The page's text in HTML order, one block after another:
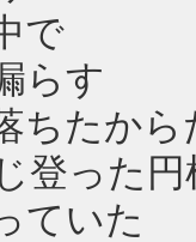
で
らす
ちたから
登った円
ていた